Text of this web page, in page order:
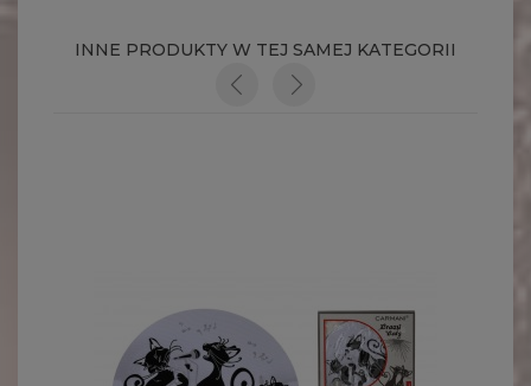
INNE PRODUKTY W TEJ SAMEJ KATEGORII